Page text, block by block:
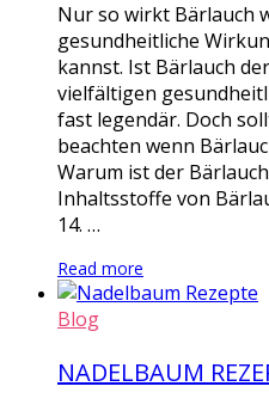
Nur so wirkt Bärlauch
gesundheitliche
kannst. Ist Bärlauch
vielfältigen
fast legendär. Doch
beachten wenn
Warum ist der
Inhaltsstoffe von
14. …
Read more
Blog
NADELBAUM